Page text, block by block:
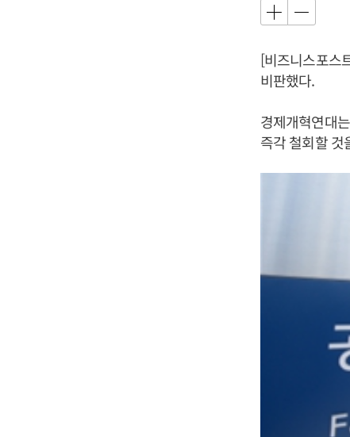
[비즈니스포스
비판했다.
경제개혁연대
즉각 철회할 것